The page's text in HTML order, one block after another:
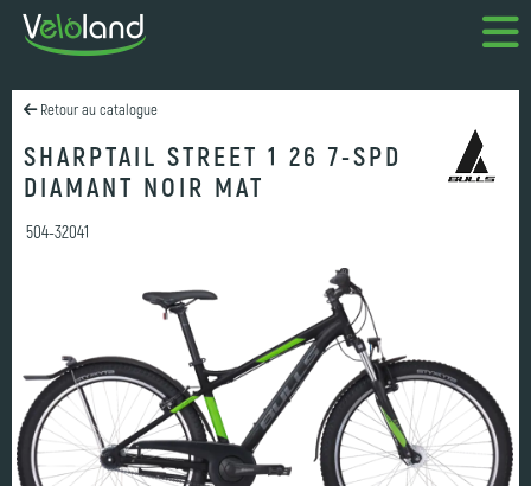
Retour au catalogue
SHARPTAIL STREET 1 26 7-SPD
DIAMANT NOIR MAT
504-32041